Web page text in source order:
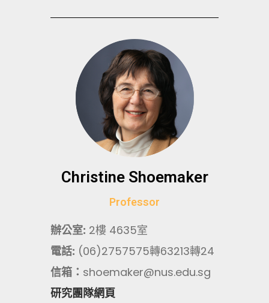
Christine Shoemaker
Professor
辦公室: 2樓 4635室
電話: (06)2757575轉63213轉24
信箱： shoemaker@nus.edu.sg
研究團隊網頁